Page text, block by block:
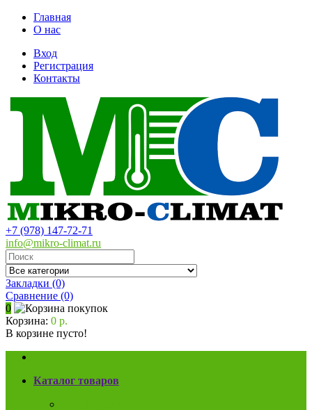
Главная
О нас
Вход
Регистрация
Контакты
+7 (978) 147-72-71
info@mikro-climat.ru
Закладки (0)
Сравнение (0)
0
Корзина: 0 р.
В корзине пусто!
Каталог товаров